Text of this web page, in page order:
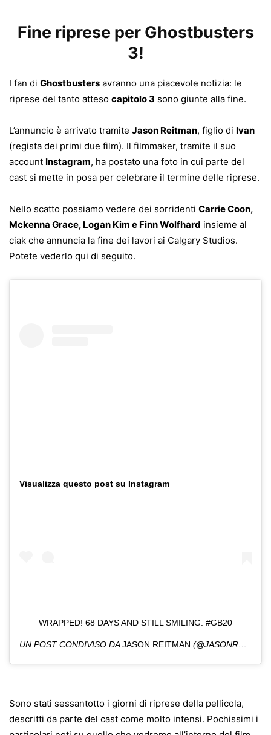
Fine riprese per Ghostbusters
3!
I fan di Ghostbusters avranno una piacevole notizia: le
riprese del tanto atteso capitolo 3 sono giunte alla fine.
L’annuncio è arrivato tramite Jason Reitman, figlio di Ivan
(regista dei primi due film). Il filmmaker, tramite il suo
account Instagram, ha postato una foto in cui parte del
cast si mette in posa per celebrare il termine delle riprese.
Nello scatto possiamo vedere dei sorridenti Carrie Coon,
Mckenna Grace, Logan Kim e Finn Wolfhard insieme al
ciak che annuncia la fine dei lavori ai Calgary Studios.
Potete vederlo qui di seguito.
Visualizza questo post su Instagram
WRAPPED! 68 DAYS AND STILL SMILING. #GB20
UN POST CONDIVISO DAJASON REITMAN (@JASONREITMAN) IN DATA:
Sono stati sessantotto i giorni di riprese della pellicola,
descritti da parte del cast come molto intensi. Pochissimi i